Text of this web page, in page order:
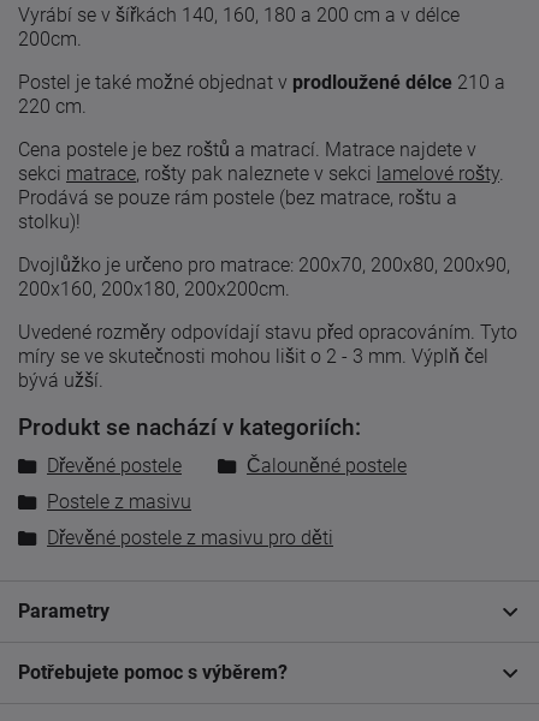
Vyrábí se v šířkách 140, 160, 180 a 200 cm a v délce
200cm.
Postel je také možné objednat v prodloužené délce 210 a
220 cm.
Cena postele je bez roštů a matrací. Matrace najdete v
sekci matrace, rošty pak naleznete v sekci lamelové rošty
Prodává se pouze rám postele (bez matrace, roštu a
stolku)!
Dvojlůžko je určeno pro matrace: 200x70, 200x80, 200x90,
200x160, 200x180, 200x200cm.
Uvedené rozměry odpovídají stavu před opracováním Tyto
míry se ve skutečnosti mohou lišit o 2 - 3 mm. Výplň čel
bývá užší.
Produkt se nachází v kategoriích:
Dřevěné postele
Čalouněné postele
Postele z masivu
Dřevěné postele z masivu pro děti
Parametry
Potřebujete pomoc s výběrem?